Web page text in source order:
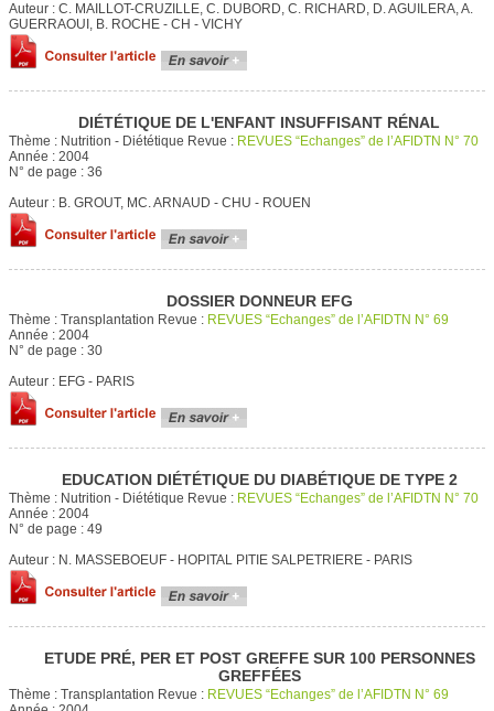
Auteur : C. MAILLOT-CRUZILLE, C. DUBORD, C. RICHARD, D. AGUILERA, A.
GUERRAOUI, B. ROCHE - CH - VICHY
DIÉTÉTIQUE DE L'ENFANT INSUFFISANT RÉNAL
Thème : Nutrition - Diététique Revue : REVUES “Echanges” de l’AFIDTN N° 70
Année : 2004
N° de page : 36
Auteur : B. GROUT, MC. ARNAUD - CHU - ROUEN
DOSSIER DONNEUR EFG
Thème : Transplantation Revue : REVUES “Echanges” de l’AFIDTN N° 69
Année : 2004
N° de page : 30
Auteur : EFG - PARIS
EDUCATION DIÉTÉTIQUE DU DIABÉTIQUE DE TYPE 2
Thème : Nutrition - Diététique Revue : REVUES “Echanges” de l’AFIDTN N° 70
Année : 2004
N° de page : 49
Auteur : N. MASSEBOEUF - HOPITAL PITIE SALPETRIERE - PARIS
ETUDE PRÉ, PER ET POST GREFFE SUR 100 PERSONNES
GREFFÉES
Thème : Transplantation Revue : REVUES “Echanges” de l’AFIDTN N° 69